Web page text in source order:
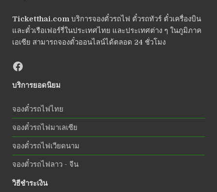
Ticketthai.comบริการจองตั๋วรถไฟ ตั๋วรถทัวร์ ตั๋วเครื่องบิน
และตั๋วเรือเฟอร์รี่ในประเทศไทย และประเทศต่าง ๆ ในภูมิภาค
เอเซีย สามารถจองตั๋วออนไลน์ได้ตลอด 24 ชั่วโมง
บริการยอดนิยม
จองตั๋วรถไฟไทย
จองตั๋วรถไฟมาเลเซีย
จองตั๋วรถไฟเวียดนาม
จองตั๋วรถไฟลาว - จีน
วิธีชำระเงิน